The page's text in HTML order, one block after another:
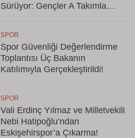
Sürüyor: Gençler A Takımla
SPOR
Spor Güvenliği Değerlendirme
Toplantısı Üç Bakanın
Katılımıyla Gerçekleştirildi!
SPOR
Vali Erdinç Yılmaz ve Milletvekili
Nebi Hatipoğlu’ndan
Eskişehirspor’a Çıkarma!